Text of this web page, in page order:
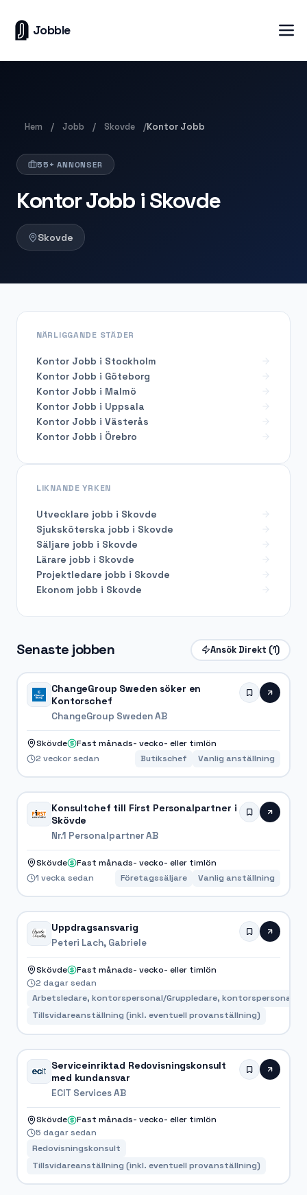
Jobble
Hem / Jobb / Skovde /Kontor Jobb
55+ ANNONSER
Kontor Jobb i Skovde
Skovde
Senaste jobben Ansök Direkt (1)
ChangeGroup Sweden söker en
Kontorschef
ChangeGroup Sweden AB
Skövde
Fast månads- vecko- eller timlön
2 veckor sedan
Butikschef Vanlig anställning
Konsultchef till First Personalpartner i
Skövde
Nr.1 Personalpartner AB
Skövde
Fast månads- vecko- eller timlön
1 vecka sedan
Företagssäljare Vanlig anställning
Uppdragsansvarig
Peteri Lach, Gabriele
Skövde
Fast månads- vecko- eller timlön
2 dagar sedan
Arbetsledare, kontorspersonal/Gruppledare, kontorspersonal
Tillsvidareanställning (inkl. eventuell provanställning)
Serviceinriktad Redovisningskonsult
med kundansvar
ECIT Services AB
Skövde
Fast månads- vecko- eller timlön
5 dagar sedan
Redovisningskonsult
Tillsvidareanställning (inkl. eventuell provanställning)
NÄRLIGGANDE STÄDER
Kontor Jobb i Stockholm
Kontor Jobb i Göteborg
Kontor Jobb i Malmö
Kontor Jobb i Uppsala
Kontor Jobb i Västerås
Kontor Jobb i Örebro
LIKNANDE YRKEN
Utvecklare jobb i Skovde
Sjuksköterska jobb i Skovde
Säljare jobb i Skovde
Lärare jobb i Skovde
Projektledare jobb i Skovde
Ekonom jobb i Skovde